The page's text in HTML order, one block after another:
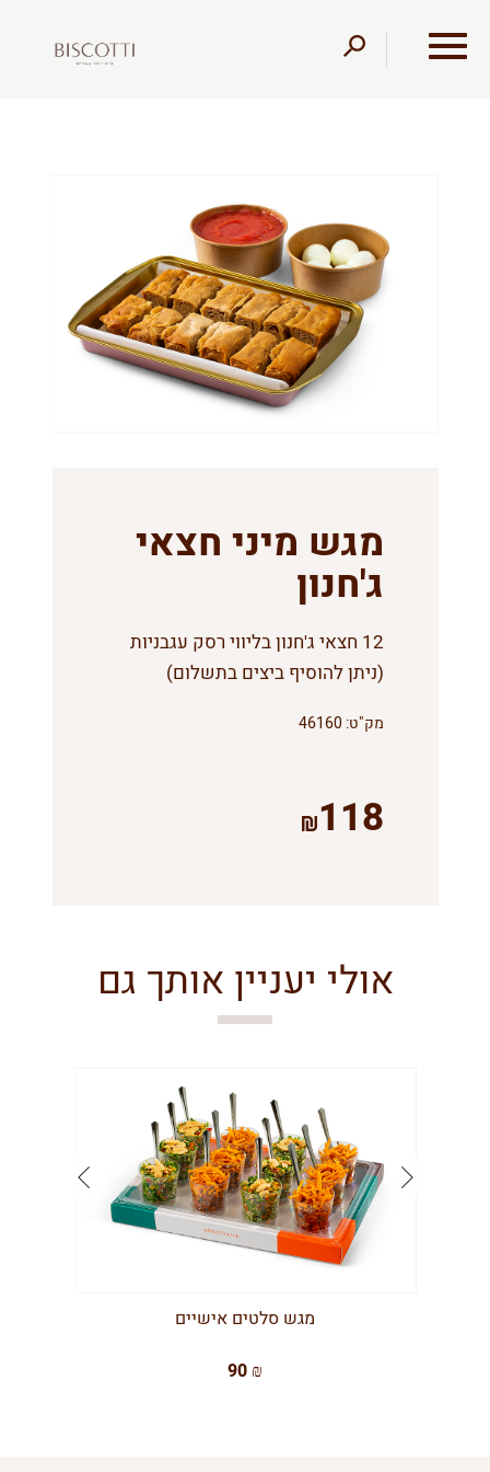
עמוד הבית מגשי אירוח
מגש מיני
מגש מיני חצאי
ג'חנון
12 חצאי ג'חנון בליווי רסק עגבניות
(ניתן להוסיף ביצים בתשלום)
מק"ט: 46160
118
אולי יעניין אותך גם
מגש סלטים אישיים
90 ₪